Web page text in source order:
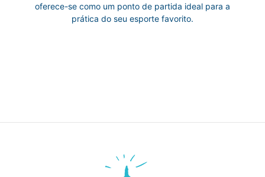
oferece-se como um ponto de partida ideal para a
prática do seu esporte favorito.